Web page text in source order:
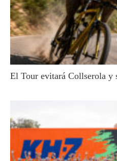
El Tour evitará Collserola y